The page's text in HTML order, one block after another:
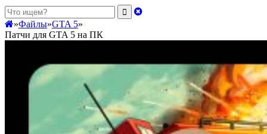
»Файлы»GTA 5»
Патчи для GTA 5 на ПК